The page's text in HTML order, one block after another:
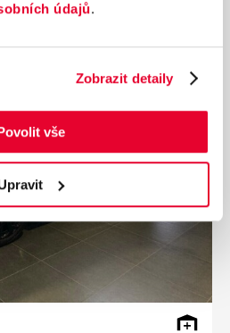
údajů.
Zobrazit detaily
vše